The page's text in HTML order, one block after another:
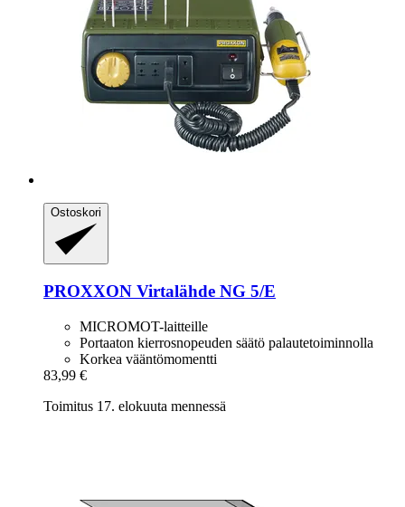
Ostoskori
PROXXON Virtalähde NG 5/E
MICROMOT-laitteille
Portaaton kierrosnopeuden säätö palautetoiminnolla
Korkea vääntömomentti
83,99 €
Toimitus 17. elokuuta mennessä